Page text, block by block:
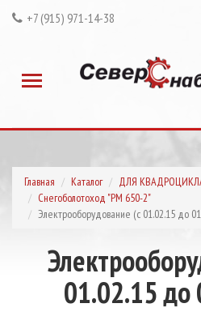
+7 (915) 971-14-38
Главная Каталог ДЛЯ
Снегоболотоход "РМ 650-2"
Электрооборудование (с 01.02.15 до
01.02.15 до